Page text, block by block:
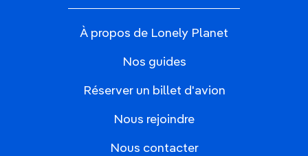
À propos de Lonely Planet
Nos guides
Réserver un billet d'avion
Nous rejoindre
Nous contacter